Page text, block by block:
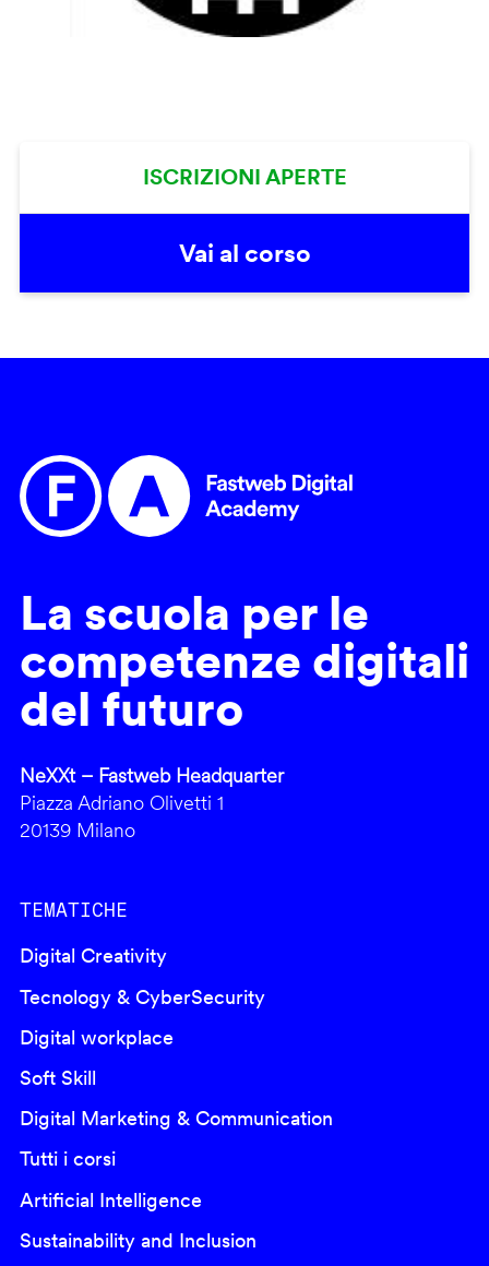
ISCRIZIONI APERTE
Vai al corso
La scuola per le
competenze digitali
del futuro
NeXXt – Fastweb Headquarter
Piazza Adriano Olivetti 1
20139 Milano
TEMATICHE
Digital Creativity
Tecnology & CyberSecurity
Digital workplace
Soft Skill
Digital Marketing & Communication
Tutti i corsi
Artificial Intelligence
Sustainability and Inclusion